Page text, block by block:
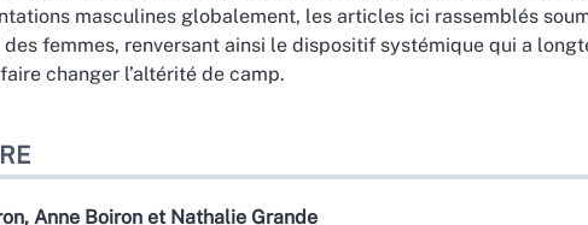
masculines globalement, les articles ici rassemblés
femmes, renversant ainsi le dispositif systémique qui a
changer l’altérité de camp.
, Anne Boiron et Nathalie Grande